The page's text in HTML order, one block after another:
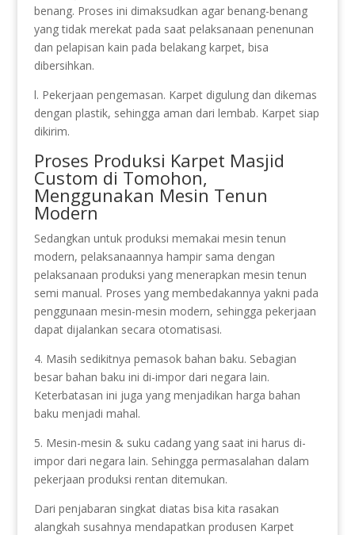
benang. Proses ini dimaksudkan agar benang-benang
yang tidak merekat pada saat pelaksanaan penenunan
dan pelapisan kain pada belakang karpet, bisa
dibersihkan.
l. Pekerjaan pengemasan. Karpet digulung dan dikemas
dengan plastik, sehingga aman dari lembab. Karpet siap
dikirim.
Proses Produksi Karpet Masjid
Custom di Tomohon,
Menggunakan Mesin Tenun
Modern
Sedangkan untuk produksi memakai mesin tenun
modern, pelaksanaannya hampir sama dengan
pelaksanaan produksi yang menerapkan mesin tenun
semi manual. Proses yang membedakannya yakni pada
penggunaan mesin-mesin modern, sehingga pekerjaan
dapat dijalankan secara otomatisasi.
4. Masih sedikitnya pemasok bahan baku. Sebagian
besar bahan baku ini di-impor dari negara lain.
Keterbatasan ini juga yang menjadikan harga bahan
baku menjadi mahal.
5. Mesin-mesin & suku cadang yang saat ini harus di-
impor dari negara lain. Sehingga permasalahan dalam
pekerjaan produksi rentan ditemukan.
Dari penjabaran singkat diatas bisa kita rasakan
alangkah susahnya mendapatkan produsen Karpet